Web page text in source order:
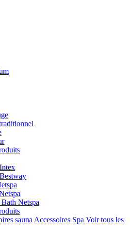
Netspa
sauna Accessoires Spa Voir tous les